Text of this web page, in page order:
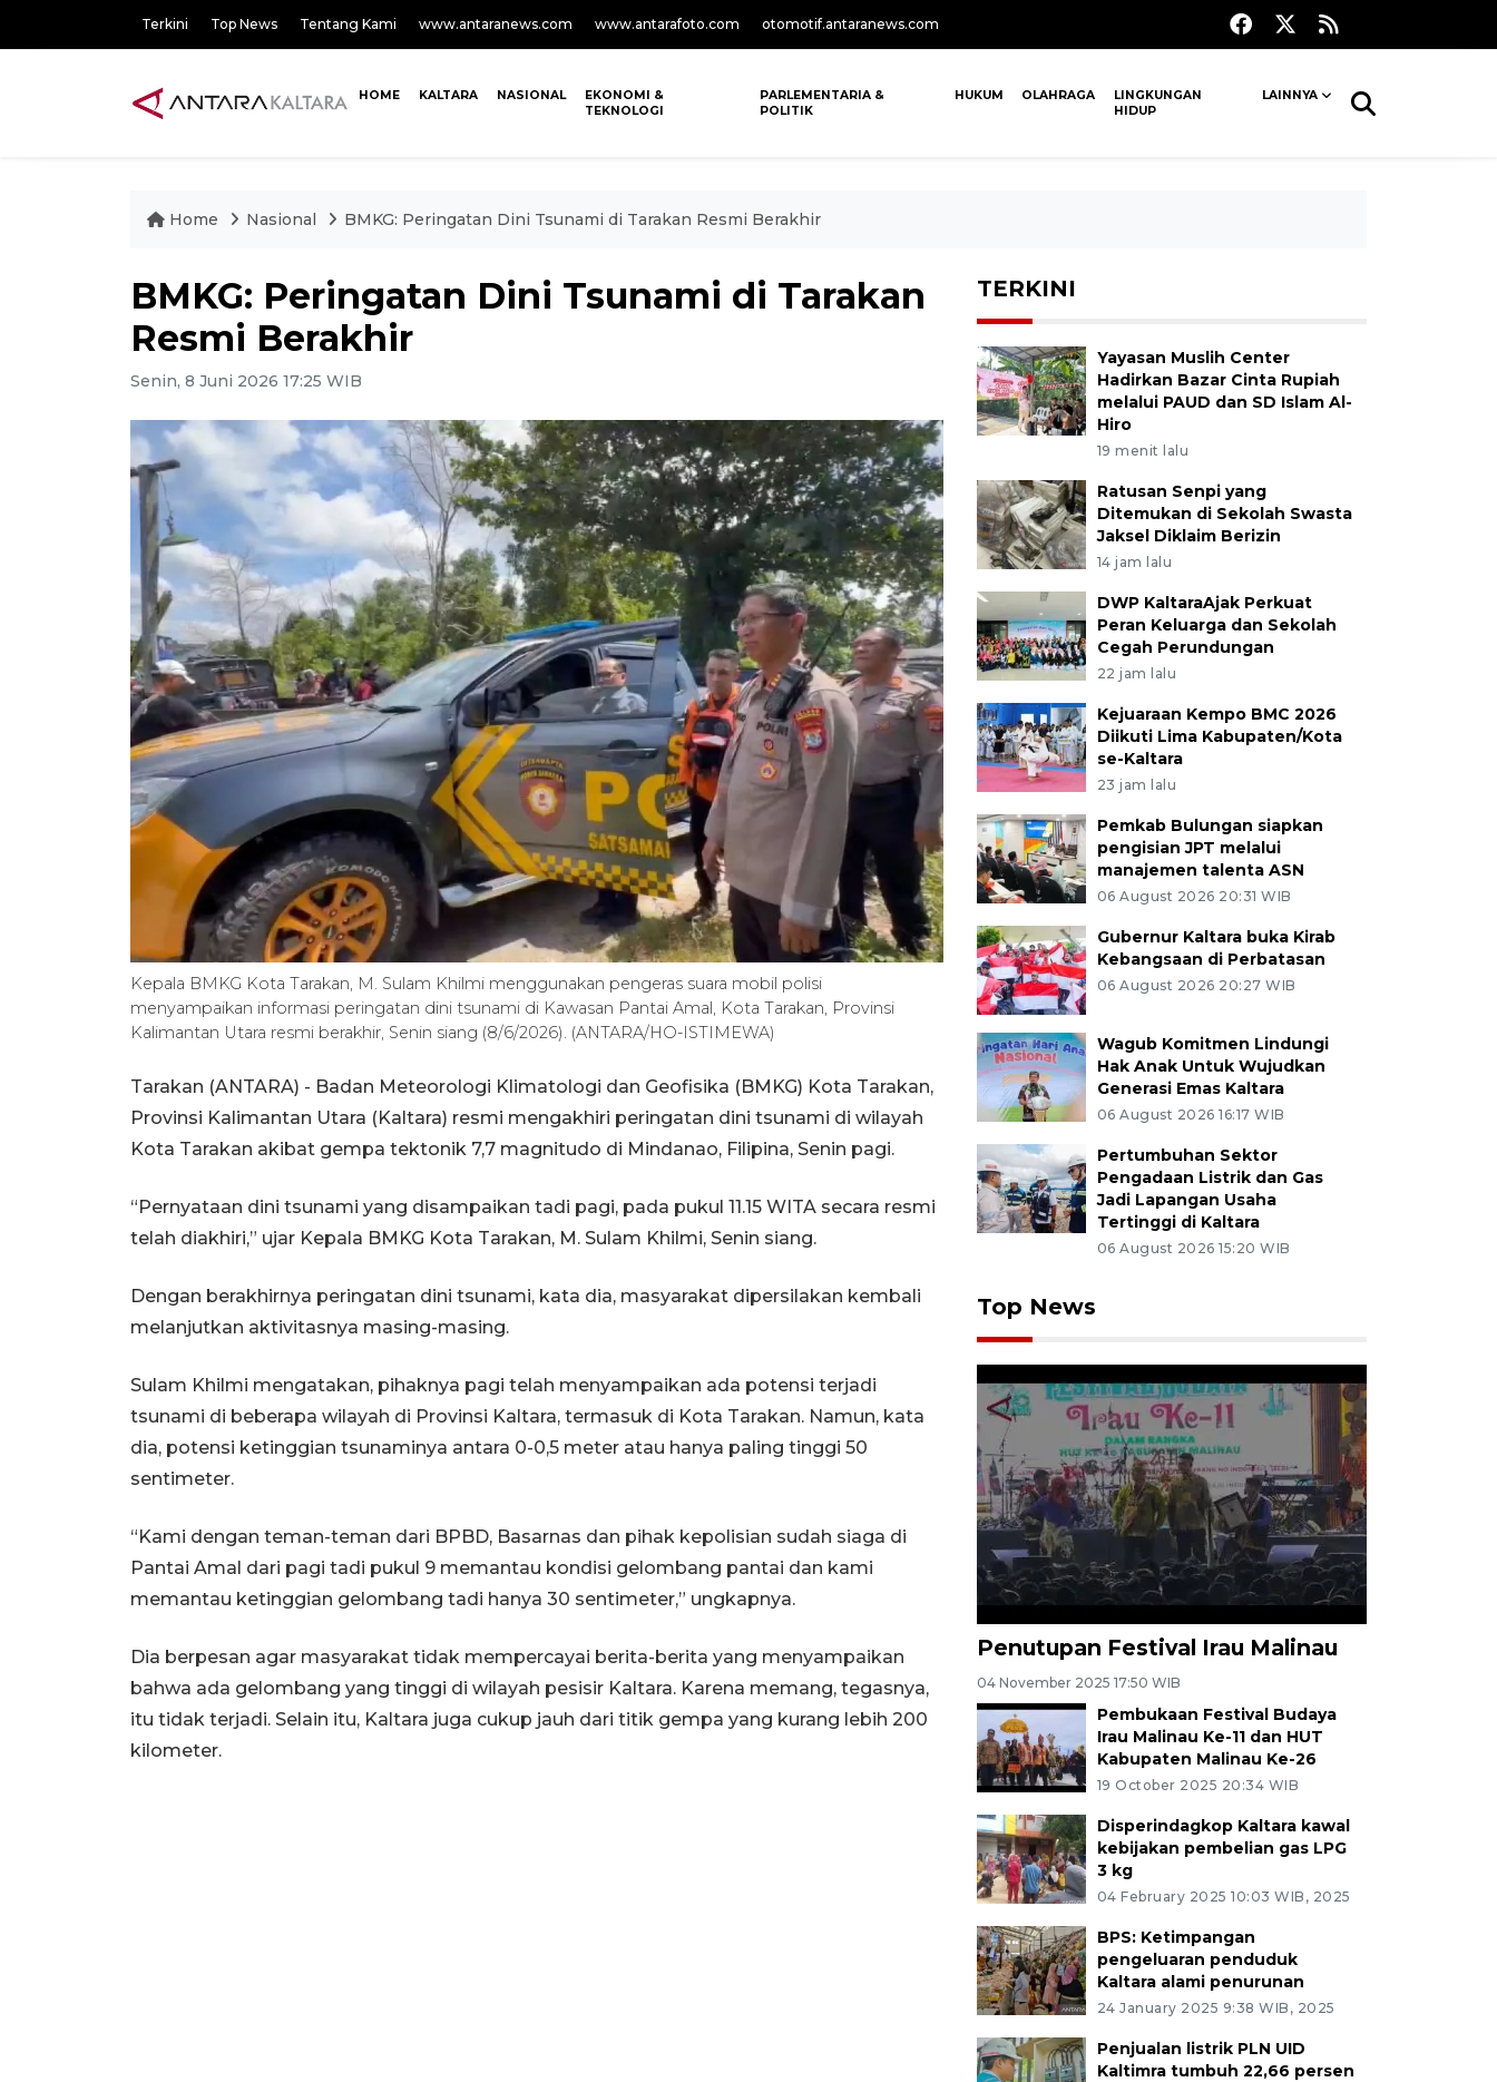
Terkini Top News Tentang Kami www.antaranews.com www.antarafoto.com otomotif.antaranews.com
HOME KALTARA NASIONAL
EKONOMI &
TEKNOLOGI
PARLEMENTARIA &
POLITIK
HUKUM OLAHRAGA
LINGKUNGAN
HIDUP
LAINNYA
Home Nasional BMKG: Peringatan Dini Tsunami di Tarakan Resmi Berakhir
BMKG: Peringatan Dini Tsunami di Tarakan
Resmi Berakhir
Senin, 8 Juni 2026 17:25 WIB
Kepala BMKG Kota Tarakan, M. Sulam Khilmi menggunakan pengeras suara mobil polisi
menyampaikan informasi peringatan dini tsunami di Kawasan Pantai Amal, Kota Tarakan, Provinsi
Kalimantan Utara resmi berakhir, Senin siang (8/6/2026). (ANTARA/HO-ISTIMEWA)
Tarakan (ANTARA) - Badan Meteorologi Klimatologi dan Geofisika (BMKG) Kota Tarakan,
Provinsi Kalimantan Utara (Kaltara) resmi mengakhiri peringatan dini tsunami di wilayah
Kota Tarakan akibat gempa tektonik 7,7 magnitudo di Mindanao, Filipina, Senin pagi.
“Pernyataan dini tsunami yang disampaikan tadi pagi, pada pukul 11.15 WITA secara resmi
telah diakhiri,” ujar Kepala BMKG Kota Tarakan, M. Sulam Khilmi, Senin siang.
Dengan berakhirnya peringatan dini tsunami, kata dia, masyarakat dipersilakan kembali
melanjutkan aktivitasnya masing-masing.
Sulam Khilmi mengatakan, pihaknya pagi telah menyampaikan ada potensi terjadi
tsunami di beberapa wilayah di Provinsi Kaltara, termasuk di Kota Tarakan. Namun, kata
dia, potensi ketinggian tsunaminya antara 0-0,5 meter atau hanya paling tinggi 50
sentimeter.
“Kami dengan teman-teman dari BPBD, Basarnas dan pihak kepolisian sudah siaga di
Pantai Amal dari pagi tadi pukul 9 memantau kondisi gelombang pantai dan kami
memantau ketinggian gelombang tadi hanya 30 sentimeter,” ungkapnya.
Dia berpesan agar masyarakat tidak mempercayai berita-berita yang menyampaikan
bahwa ada gelombang yang tinggi di wilayah pesisir Kaltara. Karena memang, tegasnya,
itu tidak terjadi. Selain itu, Kaltara juga cukup jauh dari titik gempa yang kurang lebih 200
kilometer.
TERKINI
Yayasan Muslih Center
Hadirkan Bazar Cinta Rupiah
melalui PAUD dan SD Islam Al-
Hiro
19 menit lalu
Ratusan Senpi yang
Ditemukan di Sekolah Swasta
Jaksel Diklaim Berizin
14 jam lalu
DWP KaltaraAjak Perkuat
Peran Keluarga dan Sekolah
Cegah Perundungan
22 jam lalu
Kejuaraan Kempo BMC 2026
Diikuti Lima Kabupaten/Kota
se-Kaltara
23 jam lalu
Pemkab Bulungan siapkan
pengisian JPT melalui
manajemen talenta ASN
06 August 2026 20:31 WIB
Gubernur Kaltara buka Kirab
Kebangsaan di Perbatasan
06 August 2026 20:27 WIB
Wagub Komitmen Lindungi
Hak Anak Untuk Wujudkan
Generasi Emas Kaltara
06 August 2026 16:17 WIB
Pertumbuhan Sektor
Pengadaan Listrik dan Gas
Jadi Lapangan Usaha
Tertinggi di Kaltara
06 August 2026 15:20 WIB
Top News
Penutupan Festival Irau Malinau
04 November 2025 17:50 WIB
Pembukaan Festival Budaya
Irau Malinau Ke-11 dan HUT
Kabupaten Malinau Ke-26
19 October 2025 20:34 WIB
Disperindagkop Kaltara kawal
kebijakan pembelian gas LPG
3 kg
04 February 2025 10:03 WIB, 2025
BPS: Ketimpangan
pengeluaran penduduk
Kaltara alami penurunan
24 January 2025 9:38 WIB, 2025
Penjualan listrik PLN UID
Kaltimra tumbuh 22,66 persen